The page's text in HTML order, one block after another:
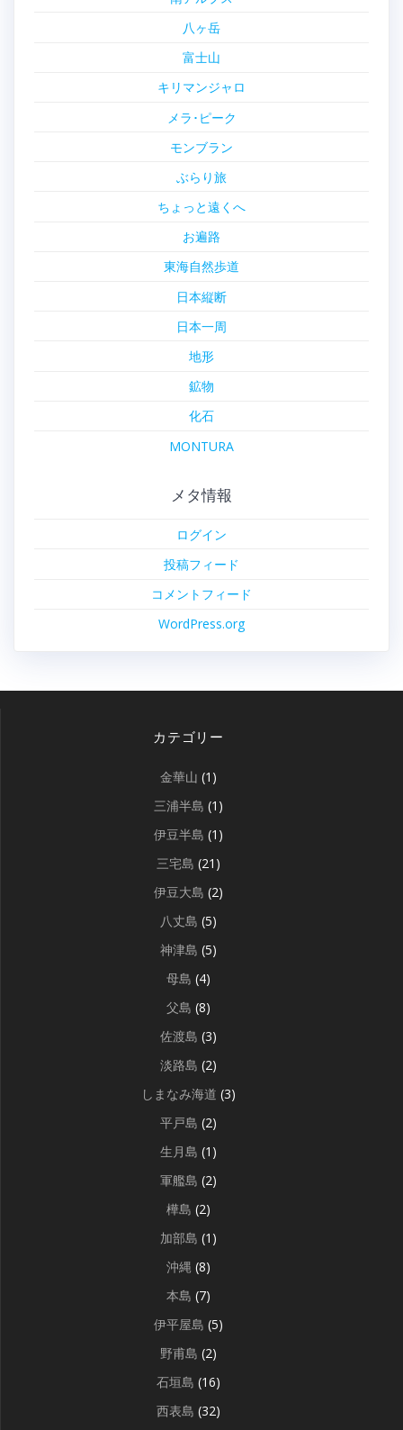
八ヶ岳
富士山
キリマンジャロ
メラ･ピーク
モンブラン
ぶらり旅
ちょっと遠くへ
お遍路
東海自然歩道
日本縦断
日本一周
地形
鉱物
化石
MONTURA
メタ情報
ログイン
投稿フィード
コメントフィード
WordPress.org
カテゴリー
金華山 (1)
三浦半島 (1)
伊豆半島 (1)
三宅島 (21)
伊豆大島 (2)
八丈島 (5)
神津島 (5)
母島 (4)
父島 (8)
佐渡島 (3)
淡路島 (2)
しまなみ海道 (3)
平戸島 (2)
生月島 (1)
軍艦島 (2)
樺島 (2)
加部島 (1)
沖縄 (8)
本島 (7)
伊平屋島 (5)
野甫島 (2)
石垣島 (16)
西表島 (32)